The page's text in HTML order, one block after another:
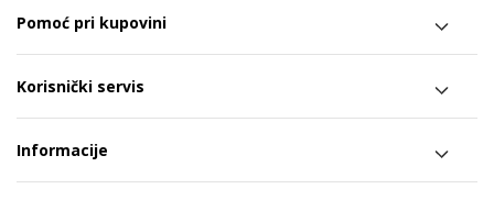
Pomoć pri kupovini
Korisnički servis
Informacije